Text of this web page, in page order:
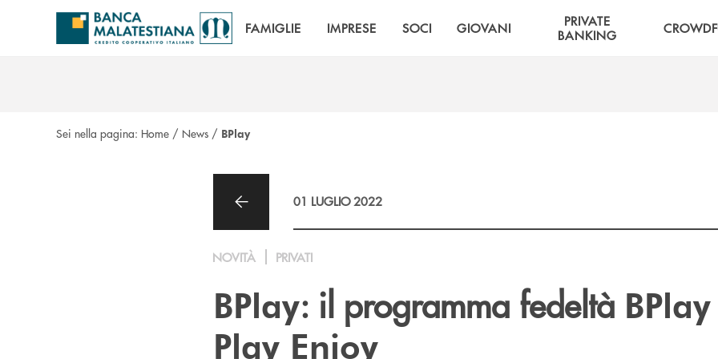
Salta al contenuto principale
FAMIGLIE IMPRESE SOCI GIOVANI
PRIVATE
BANKING
Sei nella pagina: Home / News / BPlay
01 LUGLIO 2022
NOVITÀ PRIVATI
BPlay: il programma fedeltà
Play Enjoy